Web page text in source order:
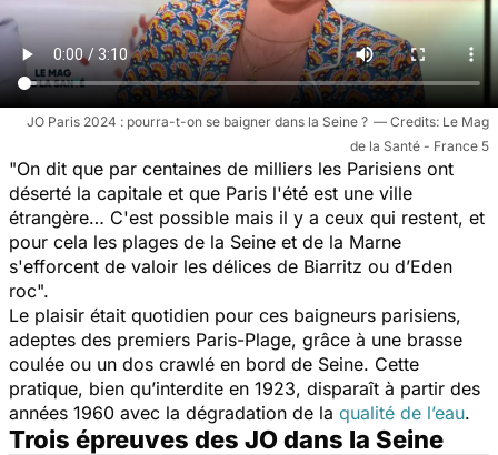
JO Paris 2024 : pourra-t-on se baigner dans la Seine ?
Le Mag
de la Santé - France 5
"On dit que par centaines de milliers les Parisiens ont
déserté la capitale et que Paris l'été est une ville
étrangère… C'est possible mais il y a ceux qui restent, et
pour cela les plages de la Seine et de la Marne
s'efforcent de valoir les délices de Biarritz ou d’Eden
roc".
Le plaisir était quotidien pour ces baigneurs parisiens,
adeptes des premiers Paris-Plage, grâce à une brasse
coulée ou un dos crawlé en bord de Seine. Cette
pratique, bien qu’interdite en 1923, disparaît à partir des
années 1960 avec la dégradation de la qualité de l’eau.
Trois épreuves des JO dans la Seine